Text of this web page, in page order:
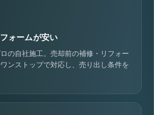
ォームが安い
の自社施工。売却前の補修・リフォー
ンストップで対応し、売り出し条件を